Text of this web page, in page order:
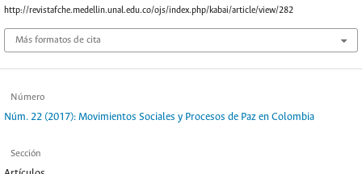
http://revistafche.medellin.unal.edu.co/ojs/index.php/kabai/article/view/282
Más formatos de cita
Número
Núm. 22 (2017): Movimientos Sociales y Procesos de Paz en Colombia
Sección